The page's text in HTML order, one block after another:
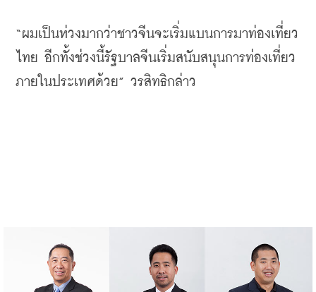
“ผมเป็นห่วงมากว่าชาวจีนจะเริ่มแบนการมาท่องเที่ยว
ไทย อีกทั้งช่วงนี้รัฐบาลจีนเริ่มสนับสนุนการท่องเที่ยว
ภายในประเทศด้วย” วรสิทธิกล่าว